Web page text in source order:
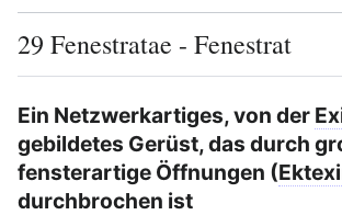
29 Fenestratae - Fenestrat
Ein Netzwerkartiges, von der
gebildetes Gerüst, das durch
fensterartige Öffnungen (
durchbrochen ist